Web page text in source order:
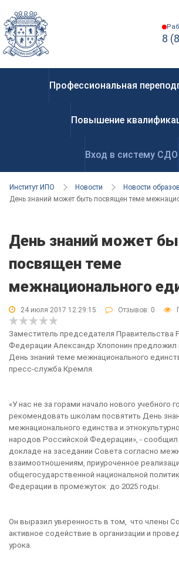
8
Профессиональная
Повышение
Вход в систему СДО
Институт ИПО Новости
Новости
День знаний может быть посвящен теме
День знаний может
посвящен теме
межнационального
24 июля 2017 12:29:15 Отзывов: 0
Заместитель председателя Правительства
Федерации Александр Хлопонин предложил
День знаний теме межнационального
пресс-служба Кремля.
«У нас не за горами начало нового учебного
рекомендовать школам посвятить День
межнационального единства и
народов Российской Федерации», -
докладе на заседании Совета согласно
взаимоотношениям, приуроченное
общегосударственной национальной
Федерации в промежуток до 2025 годы.
Он выразил уверенность в том, что члены
активное содействие в организации и
урока.